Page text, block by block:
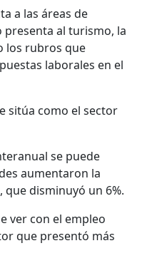
a las áreas de
presenta al turismo, la
los rubros que
laborales en el
sitúa como el sector
se puede
aumentaron la
que disminuyó un 6%.
ver con el empleo
que presentó más